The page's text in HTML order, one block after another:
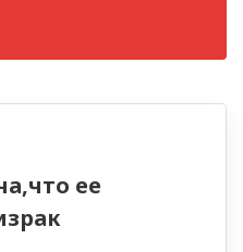
ее